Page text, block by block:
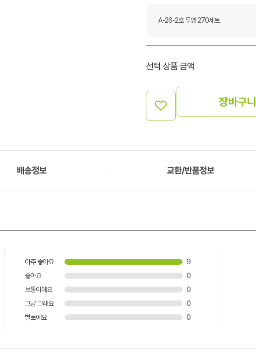
A-26-2호 투명 270세트
선택 상품 금액
장바구니
배송정보 교환/반품정보
아주 좋아요
9
좋아요
0
보통이에요
0
그냥 그래요
0
별로예요
0